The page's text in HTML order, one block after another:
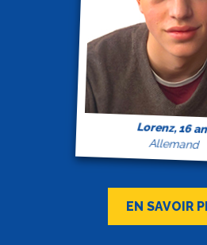
Lorenz, 16
Allemand
EN SAVOIR